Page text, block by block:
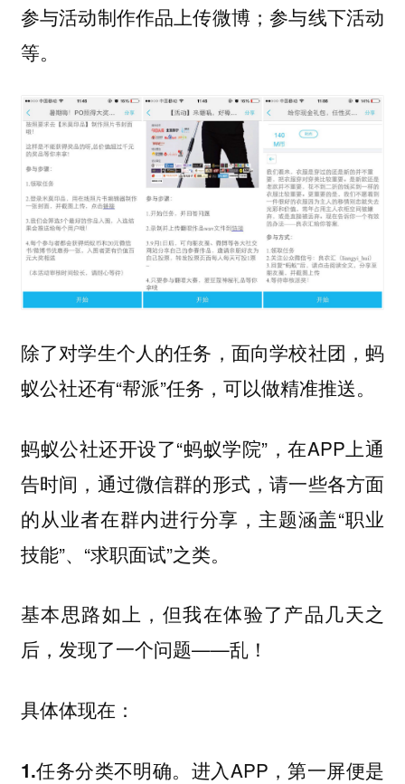
参与活动制作作品上传微博；参与线下活动
等。
除了对学生个人的任务，面向学校社团，蚂
蚁公社还有“帮派”任务，可以做精准推送。
蚂蚁公社还开设了“蚂蚁学院”，在APP上通
告时间，通过微信群的形式，请一些各方面
的从业者在群内进行分享，主题涵盖“职业
技能”、“求职面试”之类。
基本思路如上，但我在体验了产品几天之
后，发现了一个问题——乱！
具体体现在：
1.任务分类不明确。 进入APP，第一屏便是